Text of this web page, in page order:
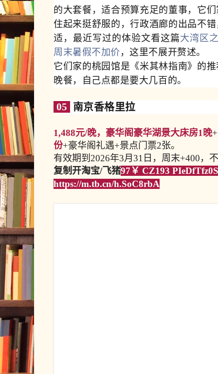
的大套餐，适合预算充足的董事，它
住起来挺舒服的，行政酒廊的出品不
适，最近写过的体验文看这篇大湾区
周末暑假不加价 ，这里不展开赘述。
它们家的桃园馆是《米其林指南》的
晚餐，自己点都是要大几百的。
05 南京香格里拉
1,488元/晚，豪华阁豪华湖景大床房1晚
份+豪华阁礼遇+景点门票2张。
有效期到2026年3月31日，周末+400，
复制开淘宝/飞猪97￥ CZ193
https://m.tb.cn/h.SoC8rbA